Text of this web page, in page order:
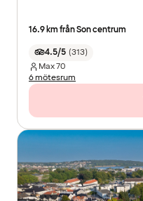
16.9 km från Son centrum
4.5/5 (313)
Max70
6 mötesrum